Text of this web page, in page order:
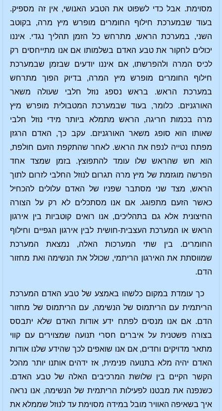
מסוימת. אבל כדי לשפוט את הטבע האנושי, אין זה מספיק.
בעוד שבמערכת חילוף החומרים מופרש מיץ מרה, בקוטב
השני, במערכת הראש, מתרחש כל הזמן תהליך נגדי. איננו
יכולים לחקור את טבע האדם בשלמותו אם אנו מתייחסים רק
לכיס המרה ולהפרשתו, אם איננו יודעים שבזמן שבמערכת
חילוף החומרים מופרש מיץ המרה, בדיוק הפוך מתרחש
במערכת הראש. בראש נספג נוזל חלבי שעולה משאר
האורגניזם. כלומר, בעוד שבמערכת המטבולית מופרש מיץ
מרה בכמות חריגה, הראש מתמלא ביותר מידי נוזל חלבי
שאותו הוא סופג משאר האורגניזם. עקב כך, האדם הרגזן
מפתח נטייה לנפח את הראש. לאחר שהתקפת הזעם חולפת,
הוא חש שהראש שלו עומד להתפוצץ. בזמן שמצד אחד
הפרשה מוגזמת של מיץ מרה תגרום לנוזל החלבי לזרום לתוך
הראש, מצד שני מסתבר שפניו של האדם עלולים להכחיל
כאשר הזעם מתפוגג. אם אנו מסתכלים לא רק על הצורה
החיצונית אלא גם בתהליכים, אנו רואים קוטביות בין אירגון
הראש או המערכת העצבית-חושית לבין אירגון הגפיים וחילוף
החומרים. בין שתי המערכות האלה, נמצאת המערכת
שמווסתת את האירגון הריתמי, שכולל את הנשימה ואת מחזור
הדם.
כך עומדת במקום כלשהו באמצע של טבע האדם המערכת
הריתמית עם הריתמוס של הנשימה, עם הריתמוס של מחזור
הדם. אם אנו מנסים לפתח ידע אודות האדם שלא יתבסס
בצורה פשטנית על איברים חסרי תנועה שמצוירים עם קווי
מתאר מדויקים וחדים, אם אנו שואפים לכך שהידע שלנו אודות
האדם יהיה מלא בתנועה פנימית, אז ידהים אותנו יותר מהכל
הקשר הקיים בין שלושת המרכיבים האלה של טבע האדם.
כשנפנה את מבטנו לפעילות הריתמית של הנשימה, אנו נראה
איך בשאיפה האוויר מובל במידה מסוימת עד לנוזל שממלא את